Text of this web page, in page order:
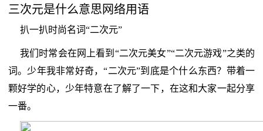
三次元是什么意思网络用语
扒一扒时尚名词“二次元”
我们时常会在网上看到“二次元美女”“二次元游戏”之类的
词。少年我非常好奇，“二次元”到底是个什么东西？带着一
颗好学的心，少年特意在了解了一下，在这和大家一起分享
一番。